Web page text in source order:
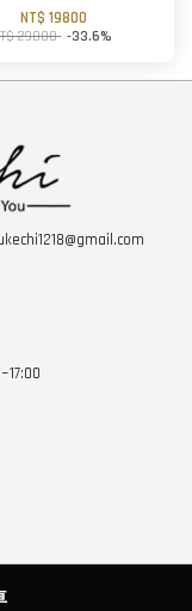
NT$ 19800
29800 -33.6%